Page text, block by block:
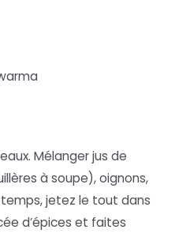
Mélanger jus de
à soupe), oignons,
jetez le tout dans
d’épices et faites